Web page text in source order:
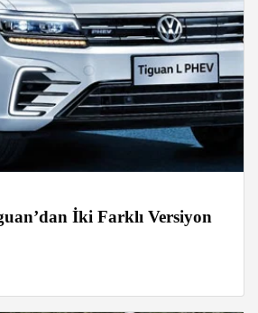
İki Farklı Versiyon